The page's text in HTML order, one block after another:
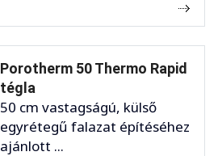
Porotherm 50 Thermo Rapid
tégla
50 cm vastagságú, külső
egyrétegű falazat építéséhez
ajánlott ...